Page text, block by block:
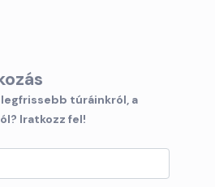
túráinkról, a
Iratkozz fel!